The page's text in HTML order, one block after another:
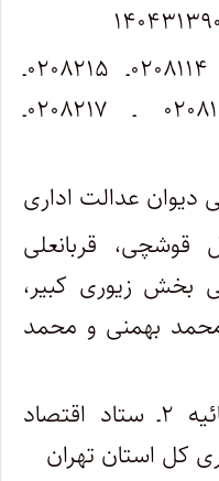
۰۲۰۸۱۱۱ ـ ۰۲۰۸۱۱۴ـ ۰۲۰۸۲۱۵ـ
۰۲۰۸۲۵۴ـ ۰۴۰۰۵۵۳ـ ۰۲۰۸۱۱۲ ـ ۰۲۰۸۲۱۷ـ
دیوان عدالت اداری
قوشچی، قربانعلی
بخش زیوری کبیر،
محمد بهمنی و محمد
۱ـ قوه قضائیه ۲ـ ستاد اقتصاد
کل استان تهران